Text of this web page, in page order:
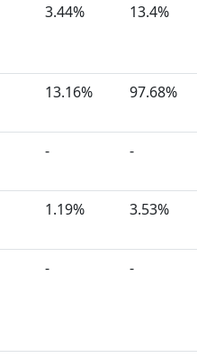
3.44% 13.4%
13.16% 97.68%
- -
1.19% 3.53%
- -